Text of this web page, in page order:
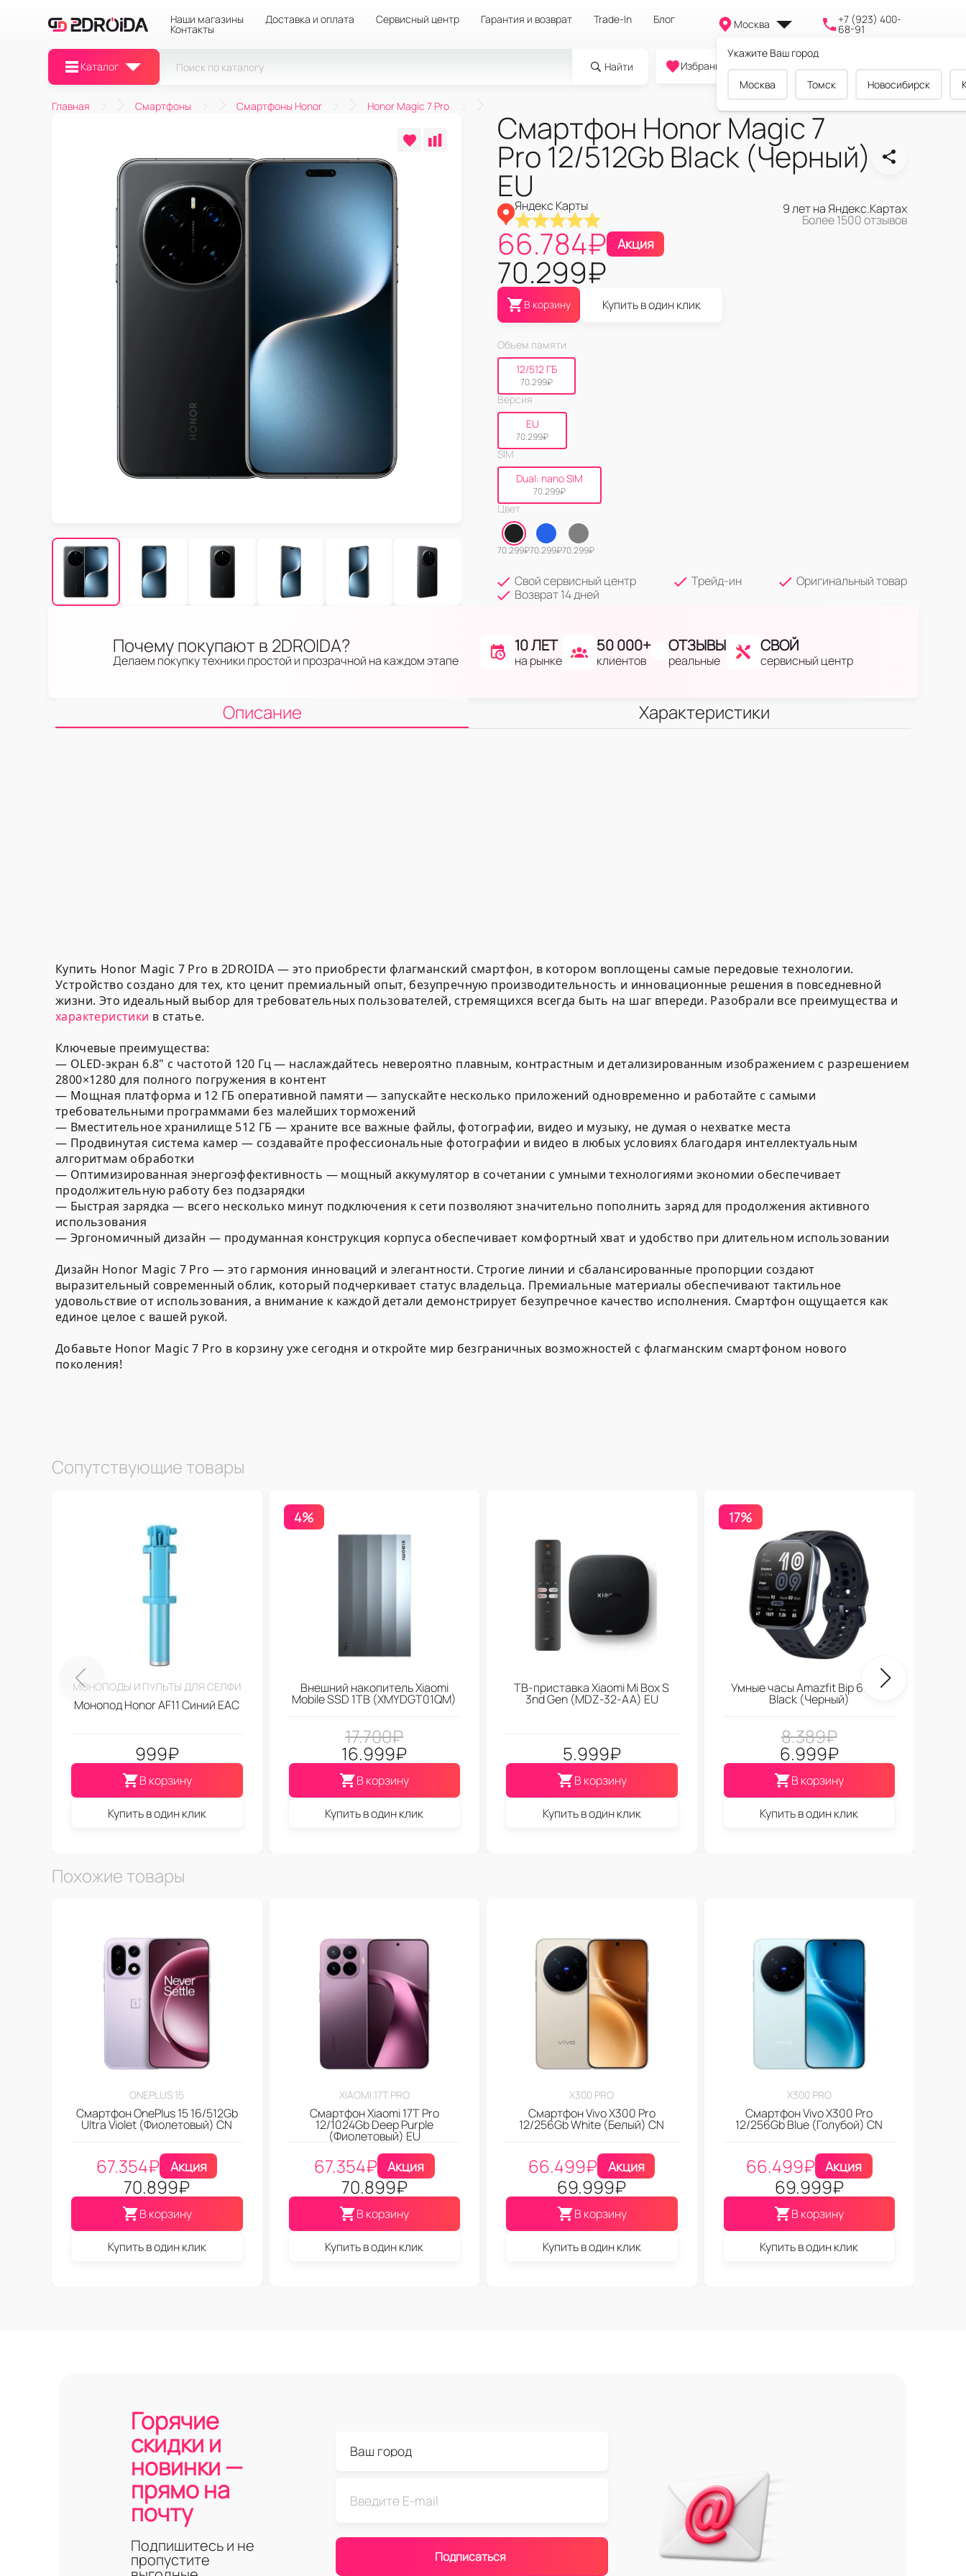
Наши магазины Доставка и оплата Сервисный центр Гарантия и возврат Trade-In Блог
Контакты Москва
Укажите Ваш город
Москва Томск Новосибирск
+7 (923) 400-
68-91
Каталог Найти
0
Избранное Cравнение Корзина
Главная Смартфоны Смартфоны Honor Honor Magic 7 Pro
Смартфон Honor Magic 7
Pro 12/512Gb Black (Черный)
EU
Яндекс Карты 9 лет на Яндекс.Картах
Более 1500 отзывов
66.784₽ Акция
70.299₽
В корзину Купить в один клик
Объем памяти
12/512 ГБ
70.299₽
Версия
EU
70.299₽
SIM
Dual: nano SIM
70.299₽
Цвет
70.299₽70.299₽70.299₽
Свой сервисный центр Трейд-ин
Оригинальный товар
Возврат 14 дней
Почему покупают в 2DROIDA?
Делаем покупку техники простой и прозрачной на каждом этапе
10 ЛЕТ
на рынке
50 000+
клиентов
ОТЗЫВЫ
реальные
СВОЙ
сервисный центр
Описание Характеристики
Купить Honor Magic 7 Pro в 2DROIDA — это приобрести флагманский смартфон, в котором воплощены самые передовые технологии.
Устройство создано для тех, кто ценит премиальный опыт, безупречную производительность и инновационные решения в повседневной
жизни. Это идеальный выбор для требовательных пользователей, стремящихся всегда быть на шаг впереди. Разобрали все преимущества и
характеристики в статье.
Ключевые преимущества:
— OLED-экран 6.8" с частотой 120 Гц — наслаждайтесь невероятно плавным, контрастным и детализированным изображением с разрешением
2800×1280 для полного погружения в контент
— Мощная платформа и 12 ГБ оперативной памяти — запускайте несколько приложений одновременно и работайте с самыми
требовательными программами без малейших торможений
— Вместительное хранилище 512 ГБ — храните все важные файлы, фотографии, видео и музыку, не думая о нехватке места
— Продвинутая система камер — создавайте профессиональные фотографии и видео в любых условиях благодаря интеллектуальным
алгоритмам обработки
— Оптимизированная энергоэффективность — мощный аккумулятор в сочетании с умными технологиями экономии обеспечивает
продолжительную работу без подзарядки
— Быстрая зарядка — всего несколько минут подключения к сети позволяют значительно пополнить заряд для продолжения активного
использования
— Эргономичный дизайн — продуманная конструкция корпуса обеспечивает комфортный хват и удобство при длительном использовании
Дизайн Honor Magic 7 Pro — это гармония инноваций и элегантности. Строгие линии и сбалансированные пропорции создают
выразительный современный облик, который подчеркивает статус владельца. Премиальные материалы обеспечивают тактильное
удовольствие от использования, а внимание к каждой детали демонстрирует безупречное качество исполнения. Смартфон ощущается как
единое целое с вашей рукой.
Добавьте Honor Magic 7 Pro в корзину уже сегодня и откройте мир безграничных возможностей с флагманским смартфоном нового
поколения!
Сопутствующие товары
МОНОПОДЫ И ПУЛЬТЫ ДЛЯ СЕЛФИ
Монопод Honor AF11 Синий EAC
999₽
В корзину
Купить в один клик
4%
Внешний накопитель Xiaomi
Mobile SSD 1TB (XMYDGT01QM)
17.700₽
16.999₽
В корзину
Купить в один клик
ТВ-приставка Xiaomi Mi Box S
3nd Gen (МDZ-32-АА) EU
5.999₽
В корзину
Купить в один клик
17%
Умные часы Amazfit Bip 6 Soft
Black (Черный)
8.389₽
6.999₽
В корзину
Купить в один клик
Похожие товары
ONEPLUS 15
Смартфон OnePlus 15 16/512Gb
Ultra Violet (Фиолетовый) CN
67.354₽ Акция
70.899₽
В корзину
Купить в один клик
XIAOMI 17T PRO
Смартфон Xiaomi 17T Pro
12/1024Gb Deep Purple
(Фиолетовый) EU
67.354₽ Акция
70.899₽
В корзину
Купить в один клик
X300 PRO
Смартфон Vivo X300 Pro
12/256Gb White (Белый) CN
66.499₽ Акция
69.999₽
В корзину
Купить в один клик
X300 PRO
Смартфон Vivo X300 Pro
12/256Gb Blue (Голубой) CN
66.499₽ Акция
69.999₽
В корзину
Купить в один клик
Горячие
скидки и
новинки —
прямо на
почту
Подпишитесь и не
пропустите Подписаться